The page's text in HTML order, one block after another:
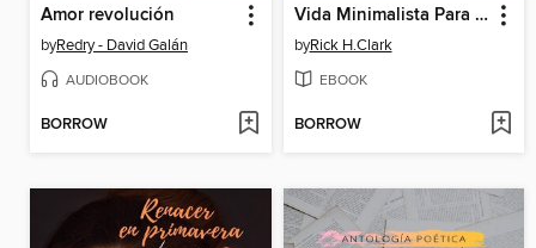
Amor revolución
byRedry - David Galán
AUDIOBOOK
BORROW
Vida Minimalista Para Cristianos
byRick H.Clark
EBOOK
BORROW